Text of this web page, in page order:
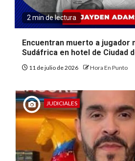
2 min de lectura
Encuentran muerto a jugador
Sudáfrica en hotel de Ciudad
11 de julio de 2026 Hora En Punto
JUDICIALES